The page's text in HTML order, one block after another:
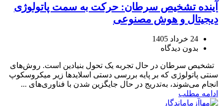
آینده تشخیص سرطان: حرکت به سمت پاتولوژی
دیجیتال و هوش مصنوعی
24 خرداد 1405
بدون دیدگاه
تشخیص سرطان در حال تجربه یک تحول بنیادین است. روش‌های
سنتی پاتولوژی که بر پایه بررسی دستی اسلایدها زیر میکروسکوپ
انجام می‌شوند، به‌تدریج در حال جایگزین شدن با فناوری‌های ...
ادامه مطلب